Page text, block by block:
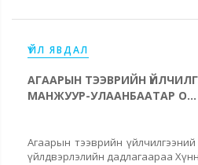
ҮЙЛ ЯВДАЛ
АГААРЫН ТЭЭВРИЙН
МАНЖУУР-УЛААНБААТАР О...
Агаарын тээврийн
үйлдвэрлэлийн дадлагаараа